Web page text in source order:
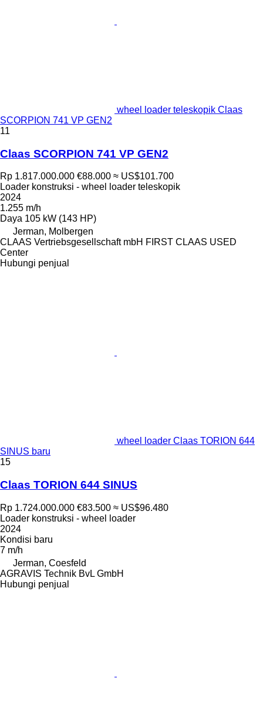
wheel loader teleskopik Claas
SCORPION 741 VP GEN2
11
Claas SCORPION 741 VP GEN2
Rp 1.817.000.000 €88.000 ≈ US$101.700
Loader konstruksi - wheel loader teleskopik
2024
1.255 m/h
Daya 105 kW (143 HP)
Jerman, Molbergen
CLAAS Vertriebsgesellschaft mbH FIRST CLAAS USED
Center
Hubungi penjual
wheel loader Claas TORION 644
SINUS baru
15
Claas TORION 644 SINUS
Rp 1.724.000.000 €83.500 ≈ US$96.480
Loader konstruksi - wheel loader
2024
Kondisi baru
7 m/h
Jerman, Coesfeld
AGRAVIS Technik BvL GmbH
Hubungi penjual